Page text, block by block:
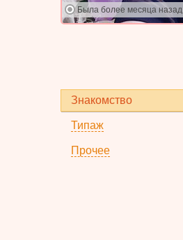
Была более месяца назад
Знакомство
Типаж
Прочее